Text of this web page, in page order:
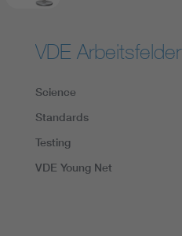
VDE Arbeitsfelder
Science
Standards
Testing
VDE Young Net